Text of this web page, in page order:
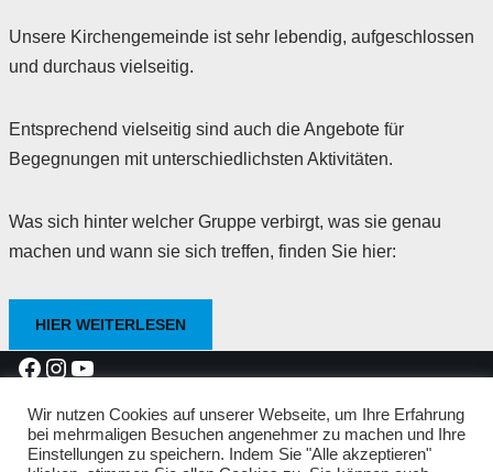
Unsere Kirchengemeinde ist sehr lebendig, aufgeschlossen
und durchaus vielseitig.
Entsprechend vielseitig sind auch die Angebote für
Begegnungen mit unterschiedlichsten Aktivitäten.
Was sich hinter welcher Gruppe verbirgt, was sie genau
machen und wann sie sich treffen, finden Sie hier:
HIER WEITERLESEN
Neve| Präsentiert vonWordPress
Protestantischer Kirchenbezirk Bad Dürkheim-Grünstadt
Wir nutzen Cookies auf unserer Webseite, um Ihre Erfahrung
bei mehrmaligen Besuchen angenehmer zu machen und Ihre
Einstellungen zu speichern. Indem Sie "Alle akzeptieren"